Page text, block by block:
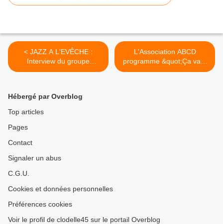
< JAZZ A L'EVÊCHE :
Interview du groupe
MELOBLAST...
L'Association ABCD
programme &quot;Ça va...
>
Hébergé par Overblog
Top articles
Pages
Contact
Signaler un abus
C.G.U.
Cookies et données personnelles
Préférences cookies
Voir le profil de clodelle45 sur le portail Overblog